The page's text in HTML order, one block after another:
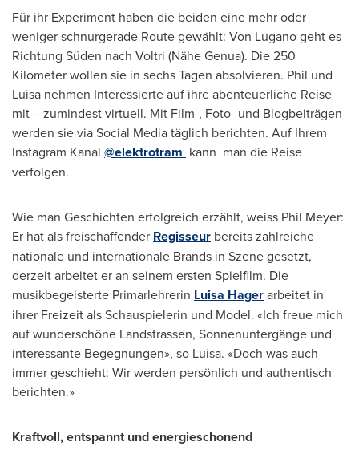
Für ihr Experiment haben die beiden eine mehr oder
weniger schnurgerade Route gewählt: Von Luganogeht es
Richtung Süden nach Voltri (Nähe Genua). Die 250
Kilometer wollen sie in sechs Tagen absolvieren. Phil und
Luisa nehmen Interessierte auf ihre abenteuerliche Reise
mit – zumindest virtuell. Mit Film-, Foto- und Blogbeiträgen
werden sie via Social Media täglich berichten. Auf Ihrem
Instagram Kanal @elektrotram kann man die Reise
verfolgen.
Wie man Geschichten erfolgreich erzählt, weiss Phil Meyer:
Er hat als freischaffender Regisseur bereits zahlreiche
nationale und internationale Brands in Szene gesetzt,
derzeit arbeitet er an seinem ersten Spielfilm. Die
musikbegeisterte Primarlehrerin Luisa Hagerarbeitet in
ihrer Freizeit als Schauspielerin und Model. «Ich freue mich
auf wunderschöne Landstrassen, Sonnenuntergänge und
interessante Begegnungen», so Luisa. «Doch was auch
immer geschieht: Wir werden persönlich und authentisch
berichten.»
Kraftvoll, entspannt und energieschonend